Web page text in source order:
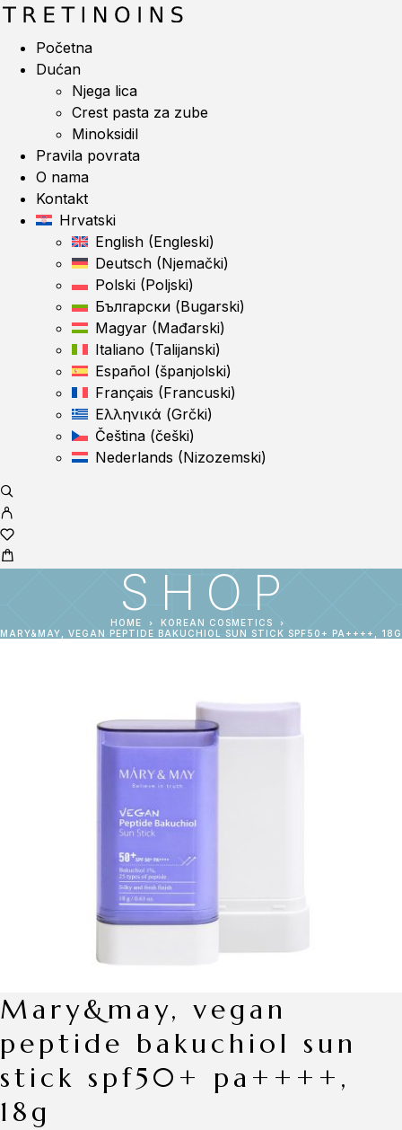
Početna
Dućan
Njega lica
Crest pasta za zube
Minoksidil
Pravila povrata
O nama
Kontakt
Hrvatski
English (Engleski)
Deutsch (Njemački)
Polski (Poljski)
Български (Bugarski)
Magyar (Mađarski)
Italiano (Talijanski)
Español (španjolski)
Français (Francuski)
Ελληνικά (Grčki)
Čeština (češki)
Nederlands (Nizozemski)
SHOP
HOME
KOREAN COSMETICS
MARY&MAY, VEGAN PEPTIDE BAKUCHIOL SUN STICK SPF50+ PA++++, 18G
mary&may, vegan
peptide bakuchiol sun
stick spf50+ pa++++,
18g